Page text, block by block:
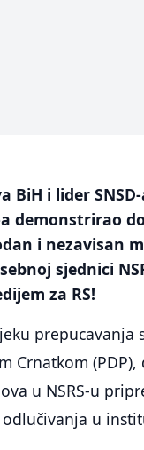
BiH i lider
a demonstrirao
i nezavisan
sjednici
za RS!
prepucavanja
Crnatkom
u NSRS-u
u